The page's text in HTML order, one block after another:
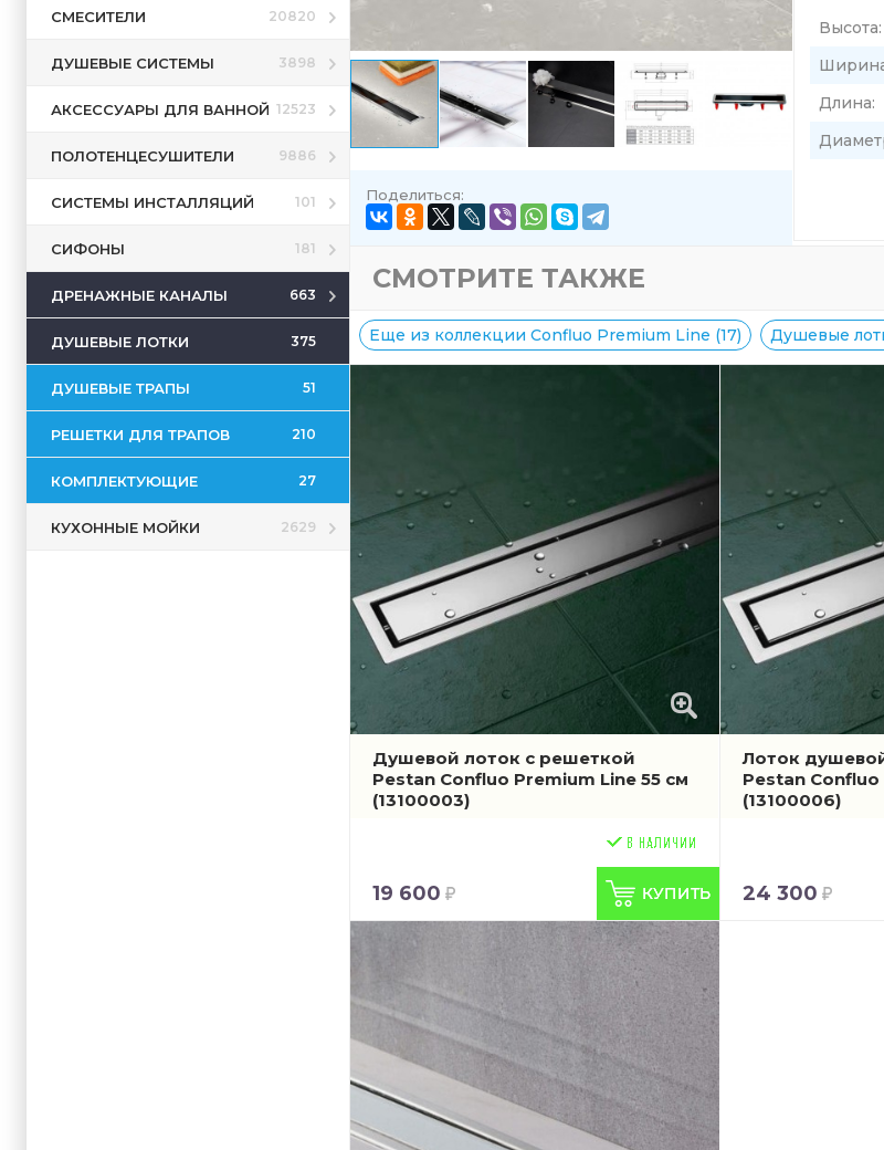
СМЕСИТЕЛИ 20820
ДУШЕВЫЕ СИСТЕМЫ 3898
АКСЕССУАРЫ ДЛЯ ВАННОЙ 12523
ПОЛОТЕНЦЕСУШИТЕЛИ 9886
СИСТЕМЫ ИНСТАЛЛЯЦИЙ 101
СИФОНЫ 181
ДРЕНАЖНЫЕ КАНАЛЫ 663
ДУШЕВЫЕ ЛОТКИ 375
ДУШЕВЫЕ ТРАПЫ 51
РЕШЕТКИ ДЛЯ ТРАПОВ 210
КОМПЛЕКТУЮЩИЕ 27
КУХОННЫЕ МОЙКИ 2629
Поделиться:
Высота:
Длина:
СМОТРИТЕ ТАКЖЕ
Еще из коллекции Confluo Premium Line (17) Душевые
Душевой лоток с решеткой
Pestan Confluo Premium Line 55 см
(13100003)
19 600
Лоток
Pestan
(13100006)
24 300